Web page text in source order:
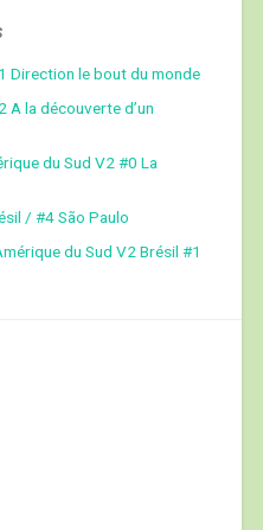
Direction le bout du monde
la découverte d’un
du Sud V2 #0 La
/ #4 São Paulo
du Sud V2 Brésil #1